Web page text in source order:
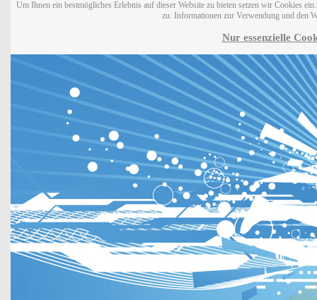
Um Ihnen ein bestmögliches Erlebnis auf dieser Website zu bieten setzen wir Cookies
zu. Informationen zur Verwendung und den
Nur essenzielle